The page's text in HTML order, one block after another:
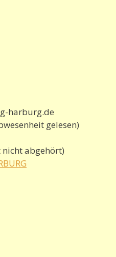
harburg.de
gelesen)
nicht abgehört)